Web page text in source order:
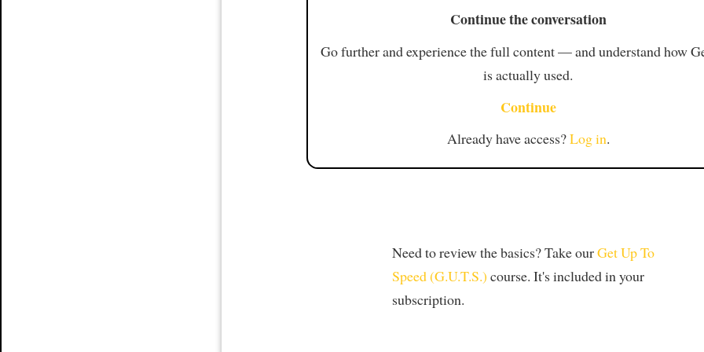
Continue the conversation
Go further and experience the full content — and understand how
is actually used.
Continue
Already have access?Log in.
Need to review the basics? Take ourGet Up To
Speed (G.U.T.S.) course. It's included in your
subscription.